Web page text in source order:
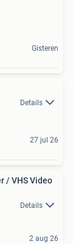
Gisteren
Details
27 jul 26
/ VHS Video
Details
2 aug 26